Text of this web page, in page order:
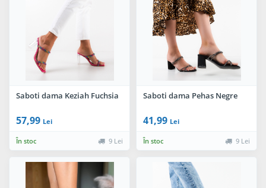
Saboti dama Keziah Fuchsia
57,99 Lei
În stoc 9 Lei
Saboti dama Pehas Negre
41,99 Lei
În stoc 9 Lei